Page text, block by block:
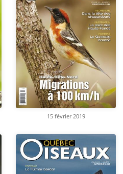
15 février 2019